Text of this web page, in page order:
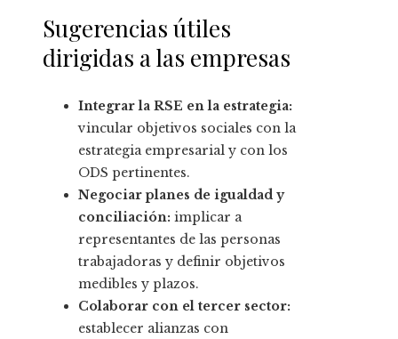
Sugerencias útiles
dirigidas a las empresas
Integrar la RSE en la estrategia:
vincular objetivos sociales con la
estrategia empresarial y con los
ODS pertinentes.
Negociar planes de igualdad y
conciliación: implicar a
representantes de las personas
trabajadoras y definir objetivos
medibles y plazos.
Colaborar con el tercer sector:
establecer alianzas con